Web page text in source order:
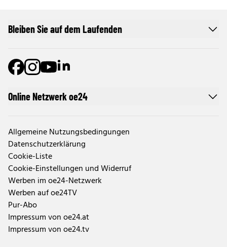
Online Netzwerk oe24
Allgemeine Nutzungsbedingungen
Datenschutzerklärung
Cookie-Liste
Cookie-Einstellungen und Widerruf
Werben im oe24-Netzwerk
Werben auf oe24TV
Pur-Abo
Impressum von oe24.at
Impressum von oe24.tv
Bleiben Sie auf dem Laufenden